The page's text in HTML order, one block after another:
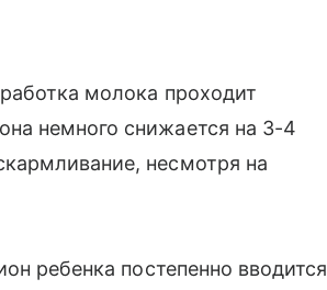
молока проходит
немного снижается на 3-4
несмотря на
ребенка постепенно вводится